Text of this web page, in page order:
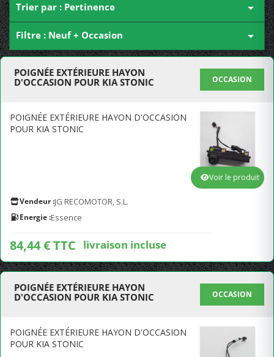
Trier par : Pertinence 
Filtre : Neuf + Occasion 
POIGNÉE EXTÉRIEURE HAYON
D'OCCASION POUR KIA STONIC
OCCASION
POIGNÉE EXTÉRIEURE HAYON D'OCCASION
POUR KIA STONIC
Vendeur :JG RECOMOTOR, S.L.
Energie :Essence
84,44 € TTC livraison incluse
Voir le produit
POIGNÉE EXTÉRIEURE HAYON
D'OCCASION POUR KIA STONIC
OCCASION
POIGNÉE EXTÉRIEURE HAYON D'OCCASION
POUR KIA STONIC